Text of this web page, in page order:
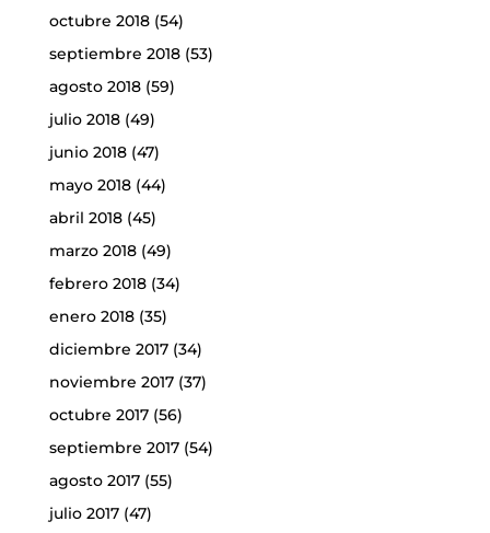
octubre 2018(54)
septiembre 2018(53)
agosto 2018(59)
julio 2018(49)
junio 2018(47)
mayo 2018(44)
abril 2018(45)
marzo 2018(49)
febrero 2018(34)
enero 2018(35)
diciembre 2017(34)
noviembre 2017(37)
octubre 2017(56)
septiembre 2017(54)
agosto 2017(55)
julio 2017(47)